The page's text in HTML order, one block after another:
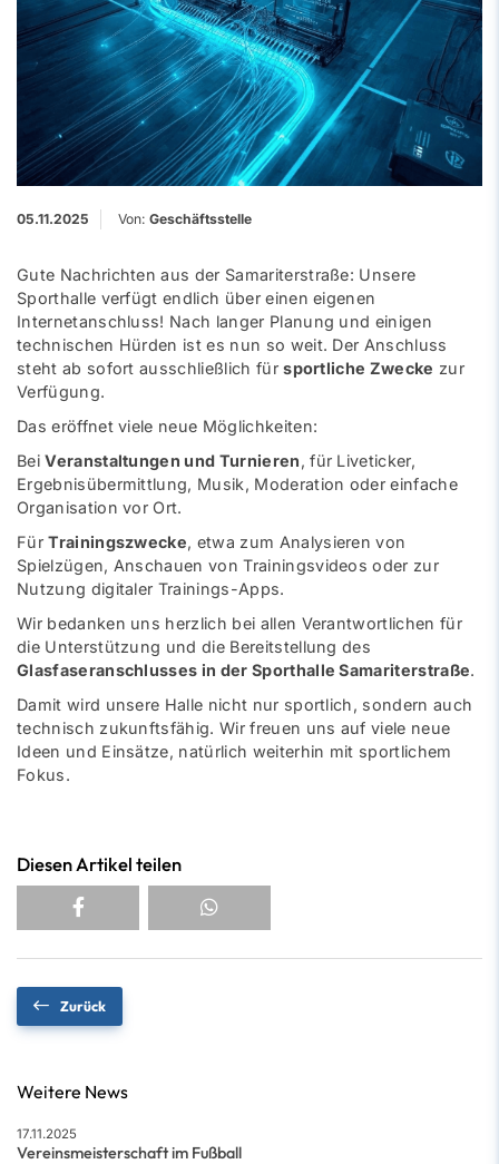
05.11.2025 Von: Geschäftsstelle
Gute Nachrichten aus der Samariterstraße: Unsere
Sporthalle verfügt endlich über einen eigenen
Internetanschluss! Nach langer Planung und einigen
technischen Hürden ist es nun so weit. Der Anschluss
steht ab sofort ausschließlich fürsportliche Zwecke zur
Verfügung.
Das eröffnet viele neue Möglichkeiten:
BeiVeranstaltungen und Turnieren, für Liveticker,
Ergebnisübermittlung, Musik, Moderation oder einfache
Organisation vor Ort.
FürTrainingszwecke, etwa zum Analysieren von
Spielzügen, Anschauen von Trainingsvideos oder zur
Nutzung digitaler Trainings-Apps.
Wir bedanken uns herzlich bei allen Verantwortlichen für
die Unterstützung und die Bereitstellung des
Glasfaseranschlusses in der Sporthalle Samariterstraße.
Damit wird unsere Halle nicht nur sportlich, sondern auch
technisch zukunftsfähig. Wir freuen uns auf viele neue
Ideen und Einsätze, natürlich weiterhin mit sportlichem
Fokus.
Diesen Artikel teilen
Zurück
Weitere News
17.11.2025
Vereinsmeisterschaft im Fußball